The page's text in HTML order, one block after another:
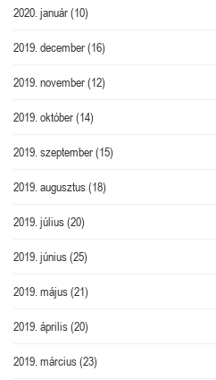
2020. január(10)
2019. december(16)
2019. november(12)
2019. október(14)
2019. szeptember(15)
2019. augusztus(18)
2019. július(20)
2019. június(25)
2019. május(21)
2019. április(20)
2019. március(23)